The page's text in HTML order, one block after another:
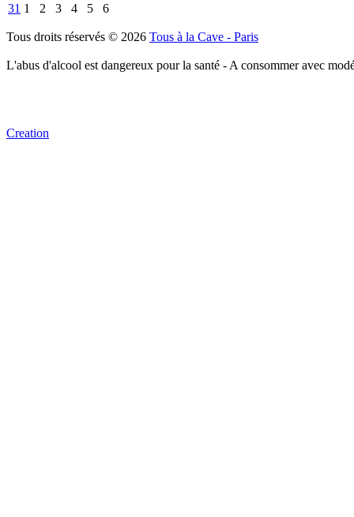
31 1 2 3 4 5 6
Tous droits réservés © 2026 Tous à la Cave - Paris
L'abus d'alcool est dangereux pour la santé - A consommer avec
Creation